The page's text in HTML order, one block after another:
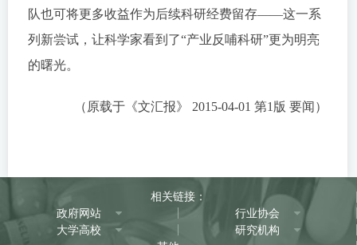
队也可将更多收益作为后续科研经费留存——这一系
列新尝试，让科学家看到了“产业反哺科研”更为明亮
的曙光。
（原载于《文汇报》 2015-04-01 第1版 要闻）
相关链接：
政府网站
行业协会
大学高校
研究机构